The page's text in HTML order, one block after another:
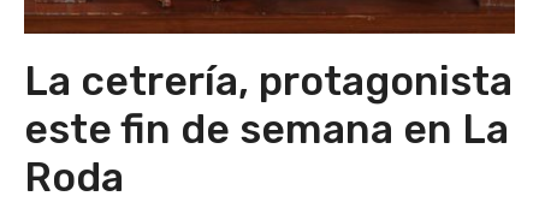
La cetrería, protagonista
este fin de semana en La
Roda